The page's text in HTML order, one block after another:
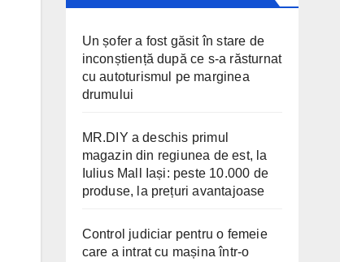
Un șofer a fost găsit în stare de
inconștiență după ce s-a răsturnat
cu autoturismul pe marginea
drumului
MR.DIY a deschis primul
magazin din regiunea de est, la
Iulius Mall Iași: peste 10.000 de
produse, la prețuri avantajoase
Control judiciar pentru o femeie
care a intrat cu mașina într-o